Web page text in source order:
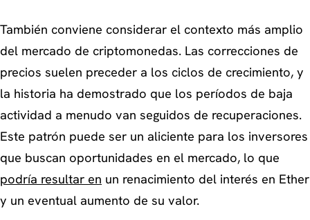
También conviene considerar el contexto más amplio
del mercado de criptomonedas. Las correcciones de
precios suelen preceder a los ciclos de crecimiento, y
la historia ha demostrado que los períodos de baja
actividad a menudo van seguidos de recuperaciones.
Este patrón puede ser un aliciente para los inversores
que buscan oportunidades en el mercado, lo que
podría resultar en un renacimiento del interés en Ether
y un eventual aumento de su valor.